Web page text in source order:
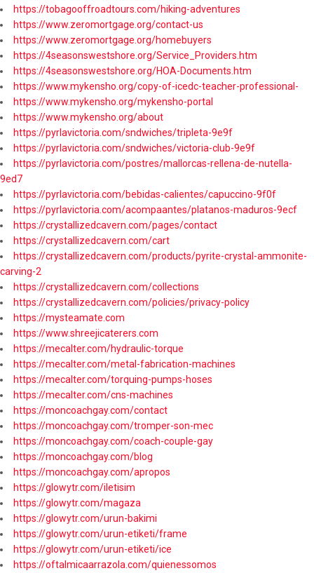
https://tobagooffroadtours.com/hiking-adventures
https://www.zeromortgage.org/contact-us
https://www.zeromortgage.org/homebuyers
https://4seasonswestshore.org/Service_Providers.htm
https://4seasonswestshore.org/HOA-Documents.htm
https://www.mykensho.org/copy-of-icedc-teacher-professional-
https://www.mykensho.org/mykensho-portal
https://www.mykensho.org/about
https://pyrlavictoria.com/sndwiches/tripleta-9e9f
https://pyrlavictoria.com/sndwiches/victoria-club-9e9f
https://pyrlavictoria.com/postres/mallorcas-rellena-de-nutella-
9ed7
https://pyrlavictoria.com/bebidas-calientes/capuccino-9f0f
https://pyrlavictoria.com/acompaantes/platanos-maduros-9ecf
https://crystallizedcavern.com/pages/contact
https://crystallizedcavern.com/cart
https://crystallizedcavern.com/products/pyrite-crystal-ammonite-
carving-2
https://crystallizedcavern.com/collections
https://crystallizedcavern.com/policies/privacy-policy
https://mysteamate.com
https://www.shreejicaterers.com
https://mecalter.com/hydraulic-torque
https://mecalter.com/metal-fabrication-machines
https://mecalter.com/torquing-pumps-hoses
https://mecalter.com/cns-machines
https://moncoachgay.com/contact
https://moncoachgay.com/tromper-son-mec
https://moncoachgay.com/coach-couple-gay
https://moncoachgay.com/blog
https://moncoachgay.com/apropos
https://glowytr.com/iletisim
https://glowytr.com/magaza
https://glowytr.com/urun-bakimi
https://glowytr.com/urun-etiketi/frame
https://glowytr.com/urun-etiketi/ice
https://oftalmicaarrazola.com/quienessomos